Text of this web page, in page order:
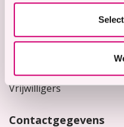
Bekijk hier onze
Vrijwilligers
Contactgegevens